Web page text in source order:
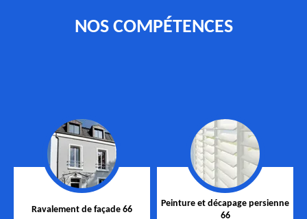
NOS COMPÉTENCES
Ravalement de façade 66
Peinture et décapage persienne
66